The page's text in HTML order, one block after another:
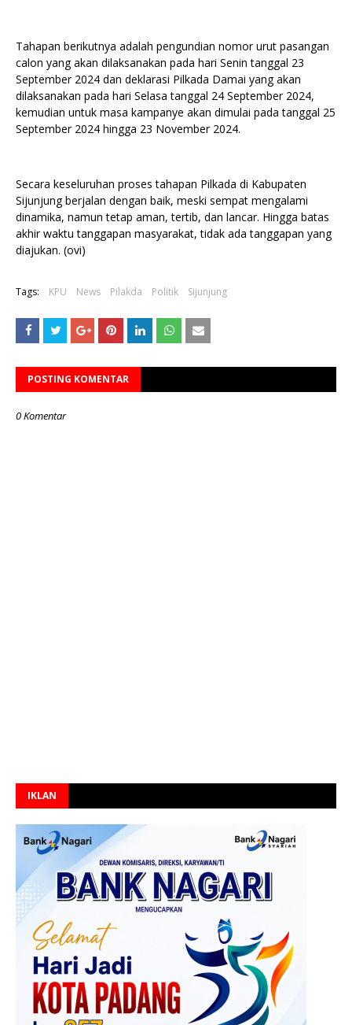
Tahapan berikutnya adalah pengundian nomor urut pasangan
calon yang akan dilaksanakan pada hari Senin tanggal 23
September 2024 dan deklarasi Pilkada Damai yang akan
dilaksanakan pada hari Selasa tanggal 24 September 2024,
kemudian untuk masa kampanye akan dimulai pada tanggal 25
September 2024 hingga 23 November 2024.
Secara keseluruhan proses tahapan Pilkada di Kabupaten
Sijunjung berjalan dengan baik, meski sempat mengalami
dinamika, namun tetap aman, tertib, dan lancar. Hingga batas
akhir waktu tanggapan masyarakat, tidak ada tanggapan yang
diajukan. (ovi)
Tags: KPU News Pilakda Politik Sijunjung
POSTING KOMENTAR
0 Komentar
IKLAN